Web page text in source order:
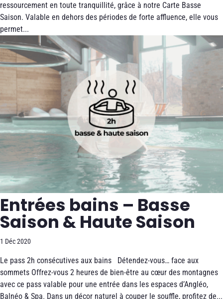
ressourcement en toute tranquillité, grâce à notre Carte Basse
Saison. Valable en dehors des périodes de forte affluence, elle vous
permet...
Entrées bains – Basse
Saison & Haute Saison
1 Déc 2020
Le pass 2h consécutives aux bains Détendez-vous… face aux
sommets Offrez-vous 2 heures de bien-être au cœur des montagnes
avec ce pass valable pour une entrée dans les espaces d’Angléo,
Balnéo & Spa. Dans un décor naturel à couper le souffle, profitez de...